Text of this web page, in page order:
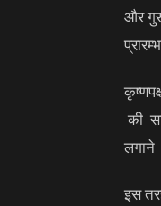
और
की
लगाने
इस